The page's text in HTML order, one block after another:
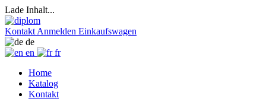
Lade Inhalt...
Kontakt Anmelden Einkaufswagen
de
en
fr
Home
Katalog
Kontakt